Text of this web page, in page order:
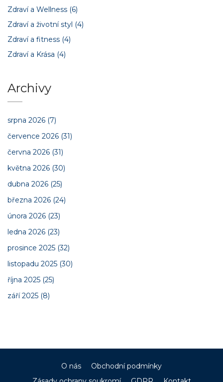
Zdraví a Wellness (6)
Zdraví a životní styl (4)
Zdraví a fitness (4)
Zdraví a Krása (4)
Archivy
srpna 2026 (7)
července 2026 (31)
června 2026 (31)
května 2026 (30)
dubna 2026 (25)
března 2026 (24)
února 2026 (23)
ledna 2026 (23)
prosince 2025 (32)
listopadu 2025 (30)
října 2025 (25)
září 2025 (8)
O nás
Obchodní podmínky